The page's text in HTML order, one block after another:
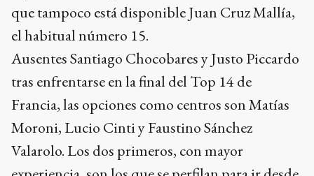
que tampoco está disponible Juan Cruz Mallía,
el habitual número 15.
Ausentes Santiago Chocobares y Justo Piccardo
tras enfrentarse en la final del Top 14 de
Francia, las opciones como centros son Matías
Moroni, Lucio Cinti y Faustino Sánchez
Valarolo. Los dos primeros, con mayor